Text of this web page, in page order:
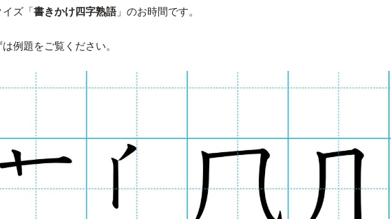
イズ「書きかけ四字熟語」のお時間です。
は例題をご覧ください。